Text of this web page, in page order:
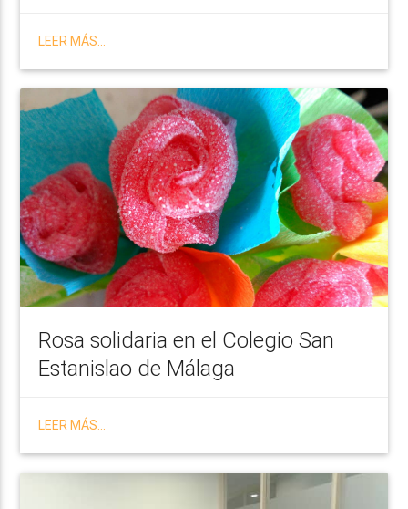
LEER MÁS...
Rosa solidaria en el Colegio San
Estanislao de Málaga
LEER MÁS...